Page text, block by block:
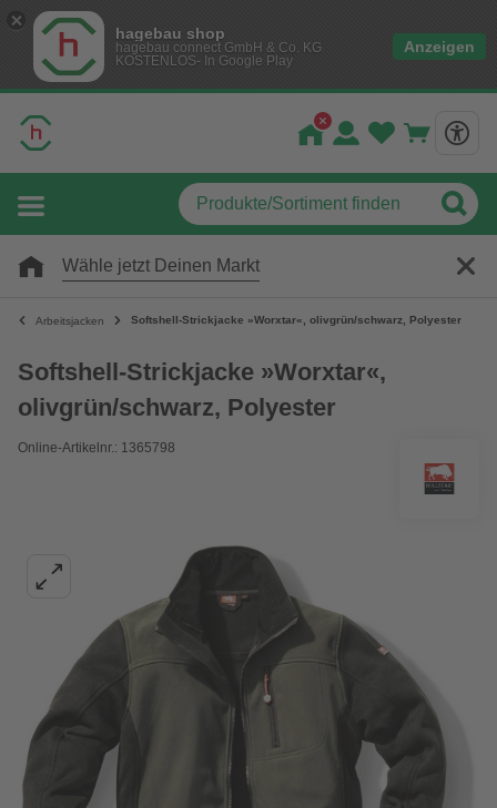
hagebau shop
hagebau connect GmbH & Co. KG
KOSTENLOS- In Google Play
Anzeigen
Wähle jetzt Deinen Markt
Arbeitsjacken Softshell-Strickjacke »Worxtar«, olivgrün/schwarz, Polyester
Softshell-Strickjacke »Worxtar«,
olivgrün/schwarz, Polyester
Online-Artikelnr.: 1365798